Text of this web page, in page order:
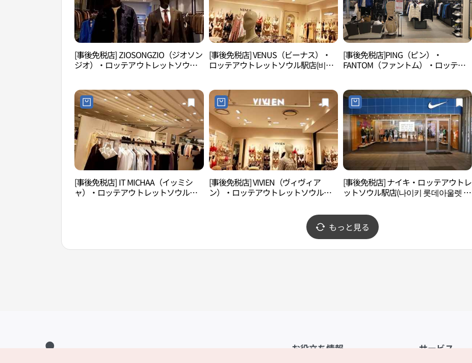
[事後免税店] ZIOSONGZIO（ジオソン
ジオ）・ロッテアウトレットソウル
[事後免税店] VENUS（ビーナス）・
ロッテアウトレットソウル駅店(비너
[事後免税店]PING（ピン）・
FANTOM（ファントム）・ロッテア
[事後免税店] IT MICHAA（イッミシ
ャ）・ロッテアウトレットソウル駅
[事後免税店] VIVIEN（ヴィヴィア
ン）・ロッテアウトレットソウル駅
[事後免税店] ナイキ・ロッテアウトレ
ットソウル駅店(나이키 롯데아울렛 서
もっと見る
お役立ち情報 サービス